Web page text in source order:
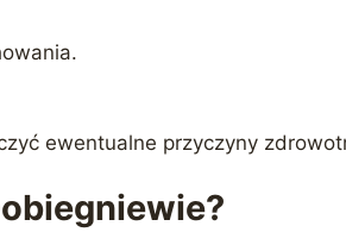
ewentualne przyczyny